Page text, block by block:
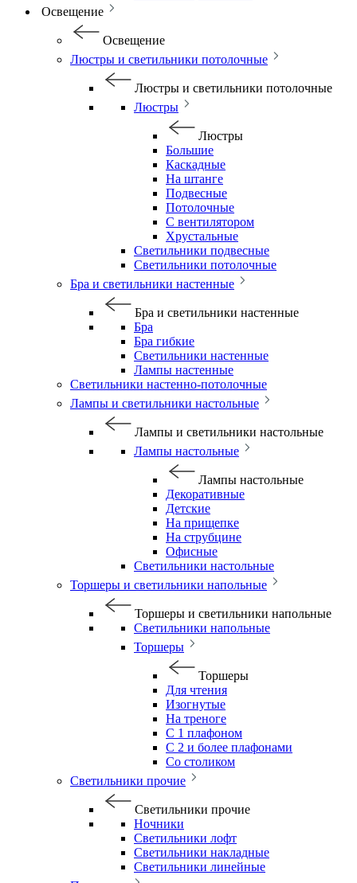
Освещение
Освещение
Люстры и светильники потолочные
Люстры и светильники потолочные
Люстры
Люстры
Большие
Каскадные
На штанге
Подвесные
Потолочные
С вентилятором
Хрустальные
Светильники подвесные
Светильники потолочные
Бра и светильники настенные
Бра и светильники настенные
Бра
Бра гибкие
Светильники настенные
Лампы настенные
Светильники настенно-потолочные
Лампы и светильники настольные
Лампы и светильники настольные
Лампы настольные
Лампы настольные
Декоративные
Детские
На прищепке
На струбцине
Офисные
Светильники настольные
Торшеры и светильники напольные
Торшеры и светильники напольные
Светильники напольные
Торшеры
Торшеры
Для чтения
Изогнутые
На треноге
С 1 плафоном
С 2 и более плафонами
Со столиком
Светильники прочие
Светильники прочие
Ночники
Светильники лофт
Светильники накладные
Светильники линейные